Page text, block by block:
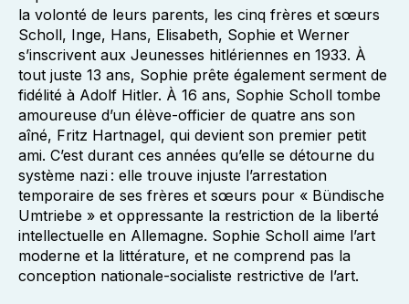
la volonté de leurs parents, les cinq frères et sœurs
Scholl, Inge, Hans, Elisabeth, Sophie et Werner
s’inscrivent aux Jeunesses hitlériennes en 1933. À
tout juste 13 ans, Sophie prête également serment de
fidélité à Adolf Hitler. À 16 ans, Sophie Scholl tombe
amoureuse d’un élève-officier de quatre ans son
aîné, Fritz Hartnagel, qui devient son premier petit
ami. C’est durant ces années qu’elle se détourne du
système nazi : elle trouve injuste l’arrestation
temporaire de ses frères et sœurs pour « Bündische
Umtriebe » et oppressante la restriction de la liberté
intellectuelle en Allemagne. Sophie Scholl aime l’art
moderne et la littérature, et ne comprend pas la
conception nationale-socialiste restrictive de l’art.